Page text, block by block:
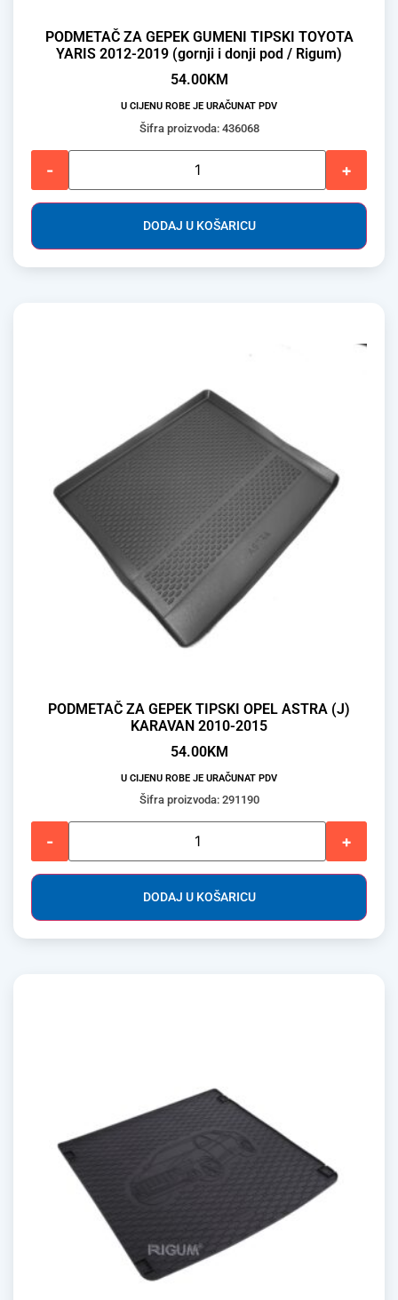
PODMETAČ ZA GEPEK GUMENI TIPSKI TOYOTA
YARIS 2012-2019 (gornji i donji pod / Rigum)
54.00KM
U CIJENU ROBE JE URAČUNAT PDV
Šifra proizvoda: 436068
- +
DODAJ U KOŠARICU
PODMETAČ ZA GEPEK TIPSKI OPEL ASTRA (J)
KARAVAN 2010-2015
54.00KM
U CIJENU ROBE JE URAČUNAT PDV
Šifra proizvoda: 291190
- +
DODAJ U KOŠARICU